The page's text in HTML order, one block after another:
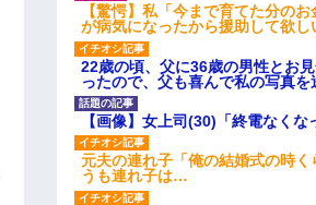
【驚愕】私「今まで育てた分の
が病気になったから援助して欲
22歳の頃、父に36歳の男性とお
ったので、父も喜んで私の写真
【画像】女上司(30)「終電なく
元夫の連れ子「俺の結婚式の時
うも連れ子は…